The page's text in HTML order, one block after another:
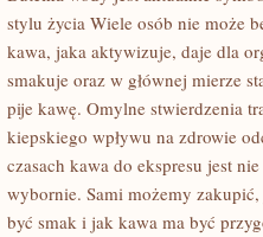
stylu życia Wiele osób nie może
kawa, jaka aktywizuje, daje dla
smakuje oraz w głównej mierze
pije kawę. Omylne stwierdzenia
kiepskiego wpływu na zdrowie
czasach kawa do ekspresu jest
wybornie. Sami możemy
być smak i jak kawa ma być